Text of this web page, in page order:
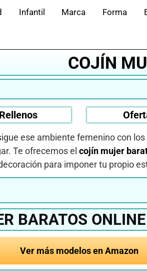
Infantil Marca Forma
COJÍN
Rellenos
ese ambiente femenino con
Te ofrecemos el cojín mujer
para imponer tu propio
BARATOS
Ver más modelos en Amazon